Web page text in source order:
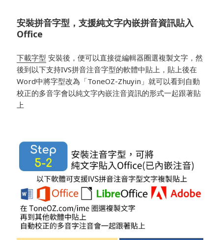
安裝拼音字型，支援純文字內嵌拼音資訊貼入
Office
下載字型 安裝後，便可以直接從編輯器圈選複製文字，然
後到以下支持IVS拼音注音字型的軟體中貼上，貼上後在
Word中將字型改為「ToneOZ-Zhuyin」就可以看到自動
校正的多音字會以純文字內嵌注音資訊的形式一起跟著貼
上